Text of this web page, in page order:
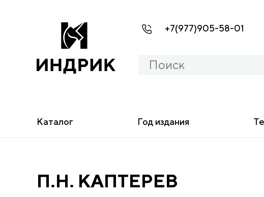
+7(977)905-58-01
Каталог Год издания
П.Н. КАПТЕРЕВ